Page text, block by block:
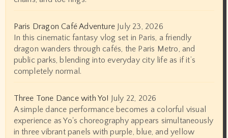
Paris Dragon Café Adventure July 23, 2026
In this cinematic fantasy vlog set in Paris, a friendly
dragon wanders through cafés, the Paris Metro, and
public parks, blending into everyday city life as if it’s
completely normal.
Three Tone Dance with Yo! July 22, 2026
A simple dance performance becomes a colorful visual
experience as Yo's choreography appears simultaneously
in three vibrant panels with purple, blue, and yellow